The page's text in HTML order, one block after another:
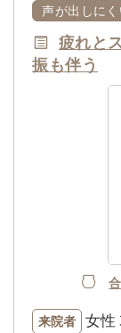
声が出しにく
疲れと
振も伴う
来院者 女性